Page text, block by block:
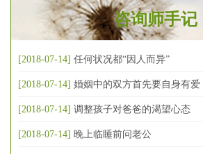
咨询师手记
[2018-07-14] 任何状况都“因人而异”
[2018-07-14] 婚姻中的双方首先要自身有爱
[2018-07-14] 调整孩子对爸爸的渴望心态
[2018-07-14] 晚上临睡前问老公